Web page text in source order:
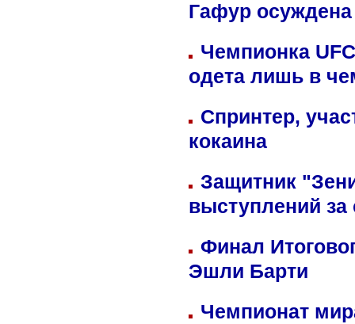
Гафур осуждена
Чемпионка
одета лишь в
Спринтер,
кокаина
Защитник
выступлений
Финал
Эшли Барти
Чемпионат